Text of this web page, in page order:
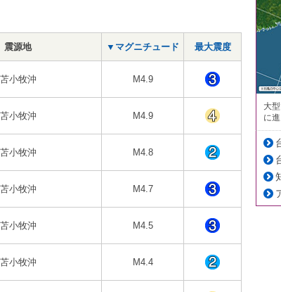
震源地 ▼マグニチュード 最大震度
苫小牧沖 M4.9
苫小牧沖 M4.9
苫小牧沖 M4.8
苫小牧沖 M4.7
苫小牧沖 M4.5
苫小牧沖 M4.4
大
に